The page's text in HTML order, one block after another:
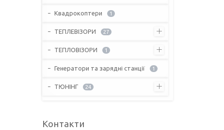
Квадрокоптери 1
ТЕПЛЕВІЗОРИ 27
ТЕПЛОВІЗОРИ 1
Генератори та зарядні станції 1
ТЮНІНГ 24
Контакти